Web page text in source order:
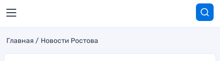
Главная Новости Ростова